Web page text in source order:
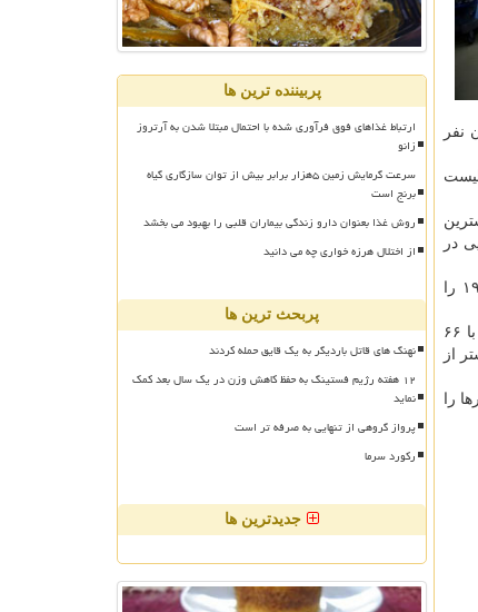
و آمار مبتلایان به کووید-۱۹ در برزیل هم از ۱۵ میلیون نفر
آمار قربانیان کووید ۱۹ را در این لیست
بیشترین
اروپایی در
همینطور روسیه بیشتر از ۱۱۲ هزار، فرانسه بیشتر از ۱۰۶ هزار و آلمان هم بیشتر از ۸۵ هزار فوتی بر اثر مبتلا شدن به بیماری کووید-۱۹ را
بعد از این کشورها، اسپانیا با بیشتر از ۷۸ هزار، کلمبیا با بیشتر از ۷۶ هزار، ایران با بیشتر از ۷۴ هزار، لهستان با بیشتر از ۶۹ هزار، آرژانتین با ۶۶
هزار و ترکیه با بیشتر از
را
پربیننده ترین ها
ارتباط غذاهای فوق فرآوری شده با احتمال مبتلا شدن به آرتروز
زانو
سرعت گرمایش زمین ۵هزار برابر بیش از توان سازگاری گیاه
برنج است
روش غذا بعنوان دارو زندگی بیماران قلبی را بهبود می بخشد
از اختلال هرزه خواری چه می دانید
پربحث ترین ها
نهنگ های قاتل باردیگر به یک قایق حمله کردند
۱۲ هفته رژیم فستینگ به حفظ کاهش وزن در یک سال بعد کمک
نماید
پرواز گروهی از تنهایی به صرفه تر است
رکورد سرما
جدیدترین ها